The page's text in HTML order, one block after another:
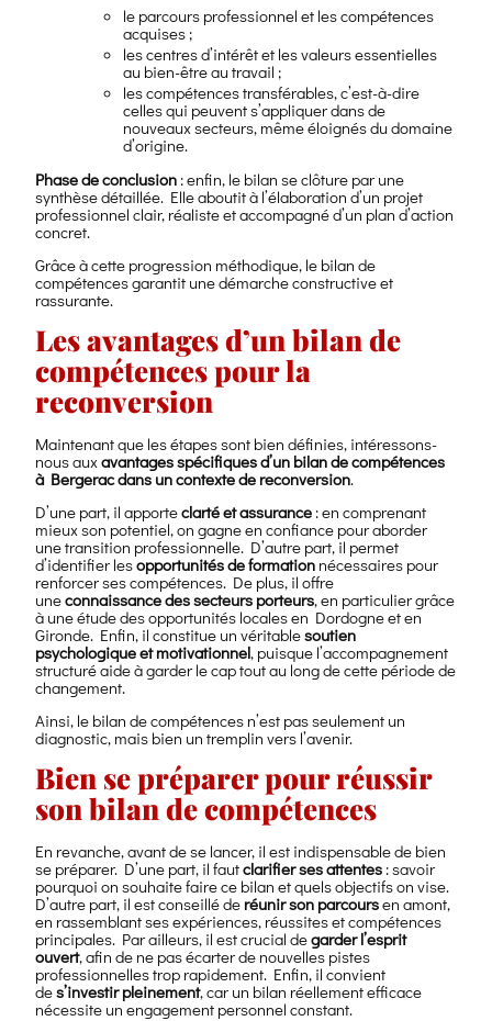
le parcours professionnel et les compétences
acquises ;
les centres d’intérêt et les valeurs essentielles
au bien-être au travail ;
les compétences transférables, c’est-à-dire
celles qui peuvent s’appliquer dans de
nouveaux secteurs, même éloignés du domaine
d’origine.
Phase de conclusion : enfin, le bilan se clôture par une
synthèse détaillée. Elle aboutit à l’élaboration d’un projet
professionnel clair, réaliste et accompagné d’un plan d’action
concret.
Grâce à cette progression méthodique, le bilan de
compétences garantit une démarche constructive et
rassurante.
Les avantages d’un bilan de
compétences pour la
reconversion
Maintenant que les étapes sont bien définies, intéressons-
nous auxavantages spécifiques d’un bilan de compétences
à Bergerac dans un contexte de reconversion.
D’une part, il apporteclarté et assurance : en comprenant
mieux son potentiel, on gagne en confiance pour aborder
une transition professionnelle. D’autre part, il permet
d’identifier lesopportunités de formation nécessaires pour
renforcer ses compétences. De plus, il offre
uneconnaissance des secteurs porteurs, en particulier grâce
à une étude des opportunités locales en Dordogne et en
Gironde. Enfin, il constitue un véritablesoutien
psychologique et motivationnel, puisque l’accompagnement
structuré aide à garder le cap tout au long de cette période de
changement.
Ainsi, le bilan de compétences n’est pas seulement un
diagnostic, mais bien un tremplin vers l’avenir.
Bien se préparer pour réussir
son bilan de compétences
En revanche, avant de se lancer, il est indispensable de bien
se préparer. D’une part, il fautclarifier ses attentes : savoir
pourquoi on souhaite faire ce bilan et quels objectifs on vise.
D’autre part, il est conseillé de réunir son parcoursen amont,
en rassemblant ses expériences, réussites et compétences
principales. Par ailleurs, il est crucial degarder l’esprit
ouvert, afin de ne pas écarter de nouvelles pistes
professionnelles trop rapidement. Enfin, il convient
des’investir pleinement, car un bilan réellement efficace
nécessite un engagement personnel constant.